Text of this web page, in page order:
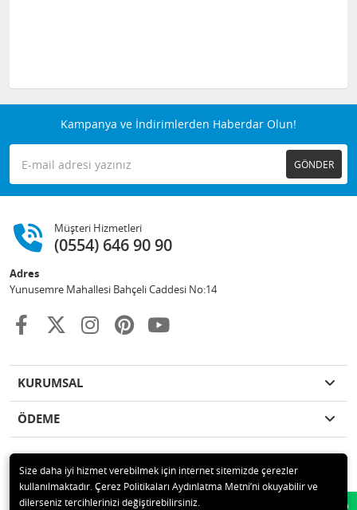
Kampanya ve İndirimlerden Haberdar Olun!
GÖNDER
Müşteri Hizmetleri
(0554) 646 90 90
Adres
Yunusemre Mahallesi Bahçeli Caddesi No:14
KURUMSAL
ÖDEME
© 2020 GKN STORE TEMİZLİK MADDELERİ SAN TİC LTD ŞTİ Tüm hakları
Whatsapp
Size daha iyi hizmet verebilmek için internet sitemizde çerezler
kullanılmaktadır. Çerez Politikaları Aydınlatma Metni’ni okuyabilir ve
dilerseniz tercihlerinizi değiştirebilirsiniz.